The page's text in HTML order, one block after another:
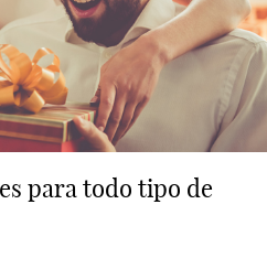
para todo tipo de